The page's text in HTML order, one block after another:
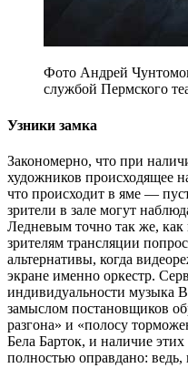
Фото Андрей
службой Пермского
Узники замка
Закономерно, что при
художников происходящее
что происходит в яме —
зрители в зале могут
Ледневым точно так же, как
зрителям трансляции
альтернативы, когда
экране именно оркестр.
индивидуальности музыка
замыслом постановщиков
разгона» и «полосу
Бела Барток, и наличие
полностью оправдано: